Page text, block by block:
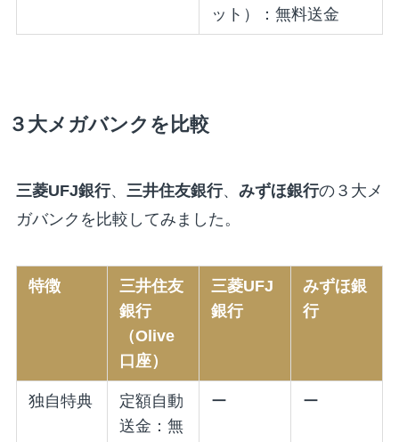
ット）：無料送金
３大メガバンクを比較
三菱UFJ銀行、 三井住友銀行、 みずほ銀行の３大メ
ガバンクを比較してみました。
特徴
三井住友
銀行
（Olive
口座）
三菱UFJ
銀行
みずほ銀
行
独自特典
定額自動
送金：無
ー ー